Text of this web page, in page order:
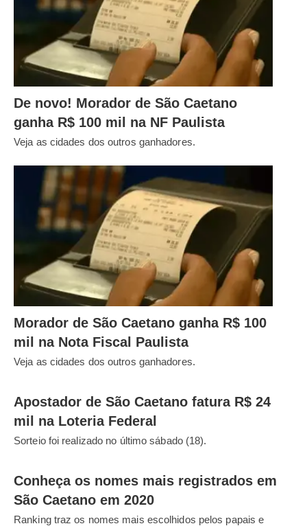
De novo! Morador de São Caetano
ganha R$ 100 mil na NF Paulista
Veja as cidades dos outros ganhadores.
Morador de São Caetano ganha R$ 100
mil na Nota Fiscal Paulista
Veja as cidades dos outros ganhadores.
Apostador de São Caetano fatura R$ 24
mil na Loteria Federal
Sorteio foi realizado no último sábado (18).
Conheça os nomes mais registrados em
São Caetano em 2020
Ranking traz os nomes mais escolhidos pelos papais e